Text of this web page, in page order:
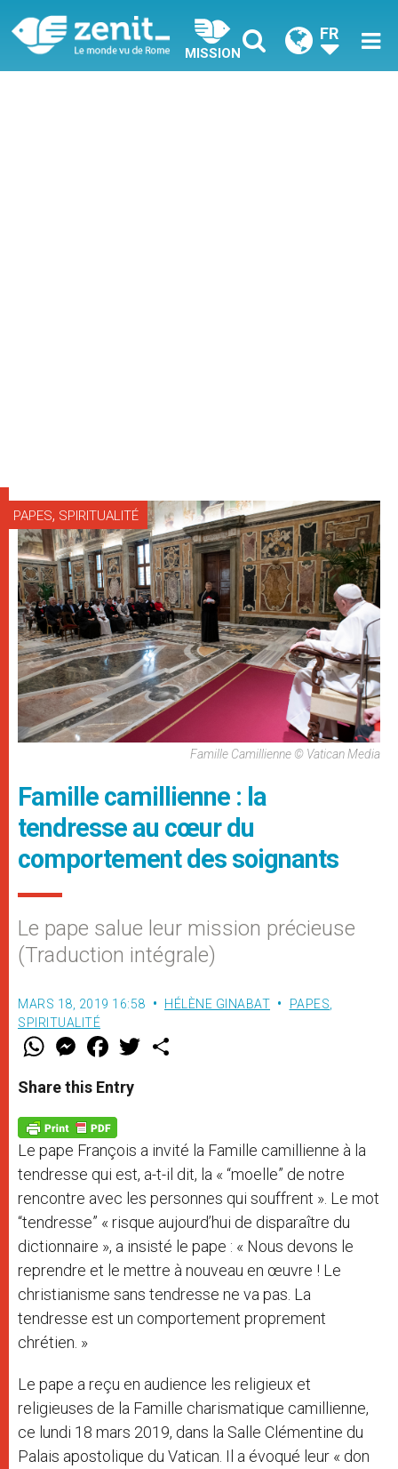
MISSION
FR
PAPES, SPIRITUALITÉ
Famille Camillienne © Vatican Media
Famille camillienne : la
tendresse au cœur du
comportement des soignants
Le pape salue leur mission précieuse
(Traduction intégrale)
MARS 18, 2019 16:58 HÉLÈNE GINABAT PAPES
SPIRITUALITÉ
W
t
s
p
p
M
e
s
e
g
e
r
F
a
e
b
o
k
w
Share this Entry
Le pape François a invité la Famille camillienne à la
tendresse qui est, a-t-il dit, la « “moelle” de notre
rencontre avec les personnes qui souffrent ». Le mot
“tendresse” « risque aujourd’hui de disparaître du
dictionnaire », a insisté le pape : « Nous devons le
reprendre et le mettre à nouveau en œuvre ! Le
christianisme sans tendresse ne va pas. La
tendresse est un comportement proprement
chrétien. »
Le pape a reçu en audience les religieux et
religieuses de la Famille charismatique camillienne,
ce lundi 18 mars 2019, dans la Salle Clémentine du
Palais apostolique du Vatican. Il a évoqué leur « don